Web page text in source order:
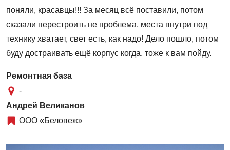
поняли, красавцы!!! За месяц всё поставили, потом
сказали перестроить не проблема, места внутри под
технику хватает, свет есть, как надо! Дело пошло, потом
буду достраивать ещё корпус когда, тоже к вам пойду.
Ремонтная база
-
Андрей Великанов
ООО «Беловеж»